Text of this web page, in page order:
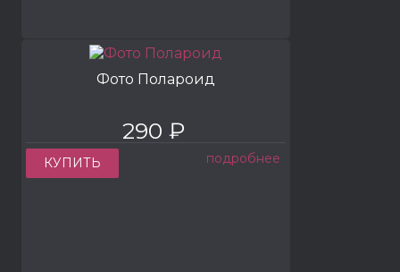
Фото Полароид
290 ₽
КУПИТЬ подробнее